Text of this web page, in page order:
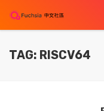
TAG: RISCV64